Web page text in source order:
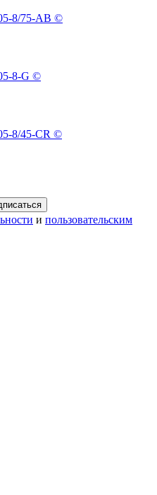
8/75-AB ©
8-G ©
8/45-CR ©
и пользовательским